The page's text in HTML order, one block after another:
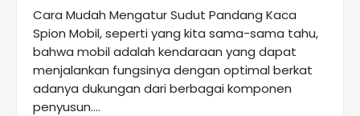
Cara Mudah Mengatur Sudut Pandang Kaca
Spion Mobil, seperti yang kita sama-sama tahu,
bahwa mobil adalah kendaraan yang dapat
menjalankan fungsinya dengan optimal berkat
adanya dukungan dari berbagai komponen
penyusun....